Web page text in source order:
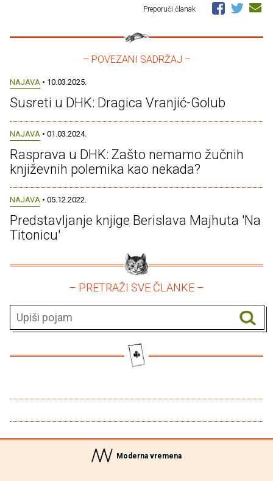
Preporuči članak
– POVEZANI SADRŽAJ –
NAJAVA • 10.03.2025.
Susreti u DHK: Dragica Vranjić-Golub
NAJAVA • 01.03.2024.
Rasprava u DHK: Zašto nemamo žučnih
književnih polemika kao nekada?
NAJAVA • 05.12.2022.
Predstavljanje knjige Berislava Majhuta 'Na
Titonicu'
– PRETRAŽI SVE ČLANKE –
Moderna vremena